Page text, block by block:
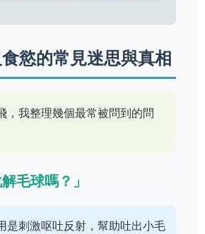
慾的常見迷思與真相
，我整理幾個最常被問到的問
毛球嗎？」
是刺激呕吐反射，幫助吐出小毛